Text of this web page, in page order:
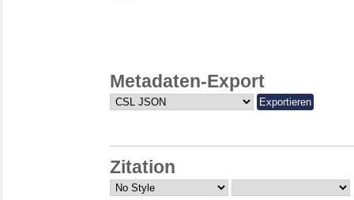
Metadaten-Export
Zitation